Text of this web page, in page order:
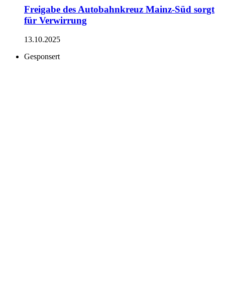
Freigabe des Autobahnkreuz Mainz-Süd sorgt
für Verwirrung
13.10.2025
Gesponsert